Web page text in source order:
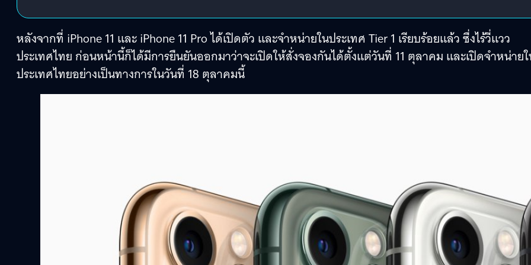
หลังจากที่ iPhone 11 และ iPhone 11 Pro ได้เปิดตัว และจำหน่ายในประเทศ Tier 1 เรียบร้อยแล้ว ซื่งไร้วี่แวว
ประเทศไทย ก่อนหน้านี้ก็ได้มีการยืนยันออกมาว่าจะเปิดให้สั่งจองกันได้ตั้งแต่วันที่ 11 ตุลาคม และเปิดจำหน่าย
ประเทศไทยอย่างเป็นทางการในวันที่ 18 ตุลาคมนี้